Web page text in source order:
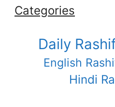
Categories
Daily
English
Hindi